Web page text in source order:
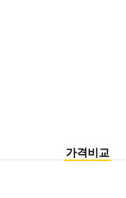
가격비교